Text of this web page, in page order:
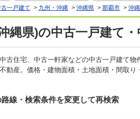
一戸建て > 九州・沖縄 > 沖縄県 > 那覇市 > 沖
縄県)の中古一戸建て
古住宅、中古一軒家などの中古一戸建て
動産。価格・建物面積・土地面積・間取
線・検索条件を変更して再検索